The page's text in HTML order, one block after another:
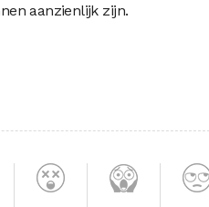
aanzienlijk zijn.